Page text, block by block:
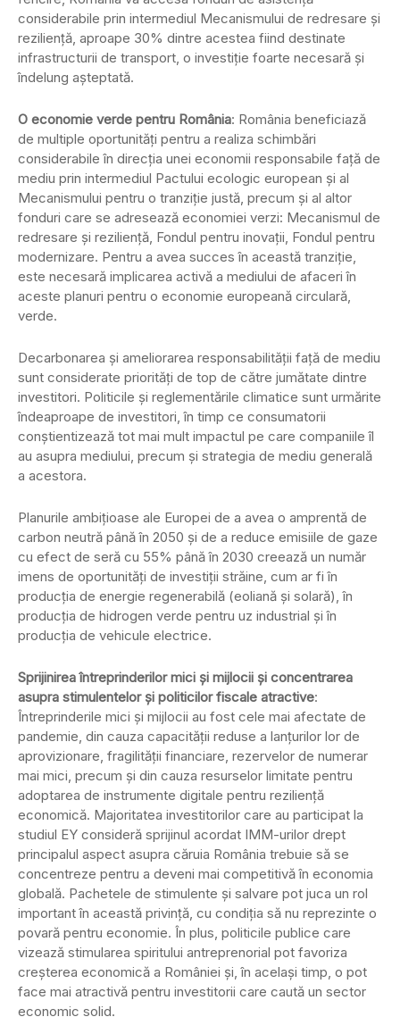
considerabile prin intermediul Mecanismului de redresare și
reziliență, aproape 30% dintre acestea fiind destinate
infrastructurii de transport, o investiție foarte necesară și
îndelung așteptată.
O economie verde pentru România: România beneficiază
de multiple oportunități pentru a realiza schimbări
considerabile în direcția unei economii responsabile față de
mediu prin intermediul Pactului ecologic european și al
Mecanismului pentru o tranziție justă, precum și al altor
fonduri care se adresează economiei verzi: Mecanismul de
redresare și reziliență, Fondul pentru inovații, Fondul pentru
modernizare. Pentru a avea succes în această tranziție,
este necesară implicarea activă a mediului de afaceri în
aceste planuri pentru o economie europeană circulară,
verde.
Decarbonarea și ameliorarea responsabilității față de mediu
sunt considerate priorități de top de către jumătate dintre
investitori. Politicile și reglementările climatice sunt urmărite
îndeaproape de investitori, în timp ce consumatorii
conștientizează tot mai mult impactul pe care companiile îl
au asupra mediului, precum și strategia de mediu generală
a acestora.
Planurile ambițioase ale Europei de a avea o amprentă de
carbon neutră până în 2050 și de a reduce emisiile de gaze
cu efect de seră cu 55% până în 2030 creează un număr
imens de oportunități de investiții străine, cum ar fi în
producția de energie regenerabilă (eoliană și solară), în
producția de hidrogen verde pentru uz industrial și în
producția de vehicule electrice.
Sprijinirea întreprinderilor mici și mijlocii și concentrarea
asupra stimulentelor și politicilor fiscale atractive:
Întreprinderile mici și mijlocii au fost cele mai afectate de
pandemie, din cauza capacității reduse a lanțurilor lor de
aprovizionare, fragilității financiare, rezervelor de numerar
mai mici, precum și din cauza resurselor limitate pentru
adoptarea de instrumente digitale pentru reziliență
economică. Majoritatea investitorilor care au participat la
studiul EY consideră sprijinul acordat IMM-urilor drept
principalul aspect asupra căruia România trebuie să se
concentreze pentru a deveni mai competitivă în economia
globală. Pachetele de stimulente și salvare pot juca un rol
important în această privință, cu condiția să nu reprezinte o
povară pentru economie. În plus, politicile publice care
vizează stimularea spiritului antreprenorial pot favoriza
creșterea economică a României și, în același timp, o pot
face mai atractivă pentru investitorii care caută un sector
economic solid.